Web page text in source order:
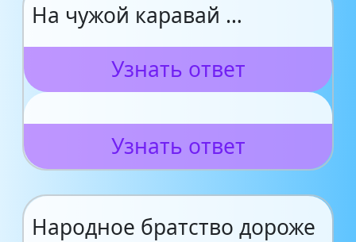
На чужой каравай …
Узнать ответ
Узнать ответ
Народное братство дороже